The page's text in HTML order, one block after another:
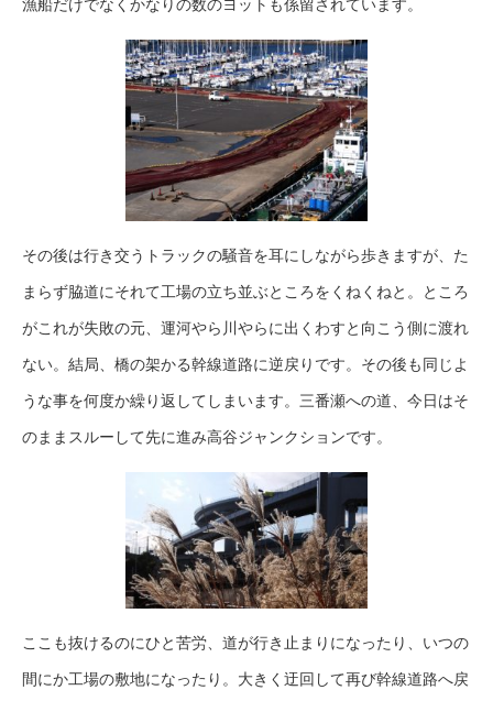
漁船だけでなくかなりの数のヨットも係留されています。
その後は行き交うトラックの騒音を耳にしながら歩きますが、た
まらず脇道にそれて工場の立ち並ぶところをくねくねと。ところ
がこれが失敗の元、運河やら川やらに出くわすと向こう側に渡れ
ない。結局、橋の架かる幹線道路に逆戻りです。その後も同じよ
うな事を何度か繰り返してしまいます。三番瀬への道、今日はそ
のままスルーして先に進み高谷ジャンクションです。
ここも抜けるのにひと苦労、道が行き止まりになったり、いつの
間にか工場の敷地になったり。大きく迂回して再び幹線道路へ戻